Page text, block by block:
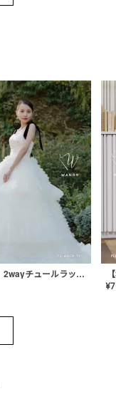
【3泊4日】2wayチュールラッフルドレス〈PD-WDOR-341RTL〉
¥